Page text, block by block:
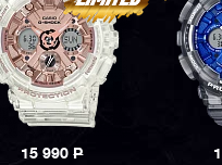
15 990P